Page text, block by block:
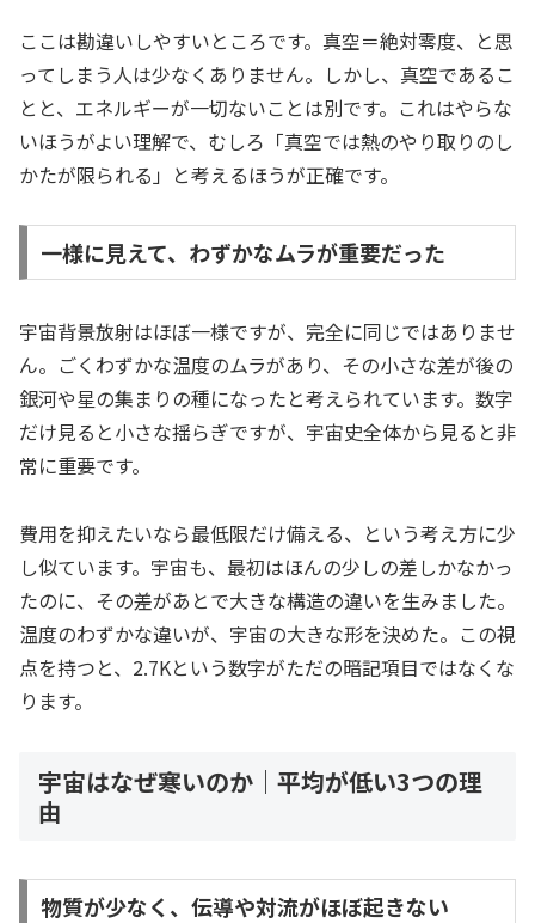
ここは勘違いしやすいところです。真空＝絶対零度、と思
ってしまう人は少なくありません。しかし、真空であるこ
とと、エネルギーが一切ないことは別です。これはやらな
いほうがよい理解で、むしろ「真空では熱のやり取りのし
かたが限られる」と考えるほうが正確です。
一様に見えて、わずかなムラが重要だった
宇宙背景放射はほぼ一様ですが、完全に同じではありませ
ん。ごくわずかな温度のムラがあり、その小さな差が後の
銀河や星の集まりの種になったと考えられています。数字
だけ見ると小さな揺らぎですが、宇宙史全体から見ると非
常に重要です。
費用を抑えたいなら最低限だけ備える、という考え方に少
し似ています。宇宙も、最初はほんの少しの差しかなかっ
たのに、その差があとで大きな構造の違いを生みました。
温度のわずかな違いが、宇宙の大きな形を決めた。この視
点を持つと、2.7Kという数字がただの暗記項目ではなくな
ります。
宇宙はなぜ寒いのか｜平均が低い3つの理
由
物質が少なく、伝導や対流がほぼ起きない